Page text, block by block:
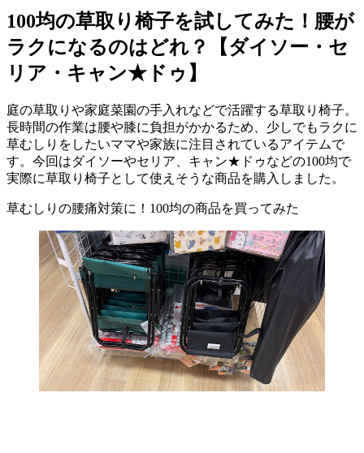
100均の草取り椅子を試してみた！腰が
ラクになるのはどれ？【ダイソー・セ
リア・キャン★ドゥ】
庭の草取りや家庭菜園の手入れなどで活躍する草取り椅子。
長時間の作業は腰や膝に負担がかかるため、少しでもラクに
草むしりをしたいママや家族に注目されているアイテムで
す。今回はダイソーやセリア、キャン★ドゥなどの100均で
実際に草取り椅子として使えそうな商品を購入しました。
草むしりの腰痛対策に！100均の商品を買ってみた